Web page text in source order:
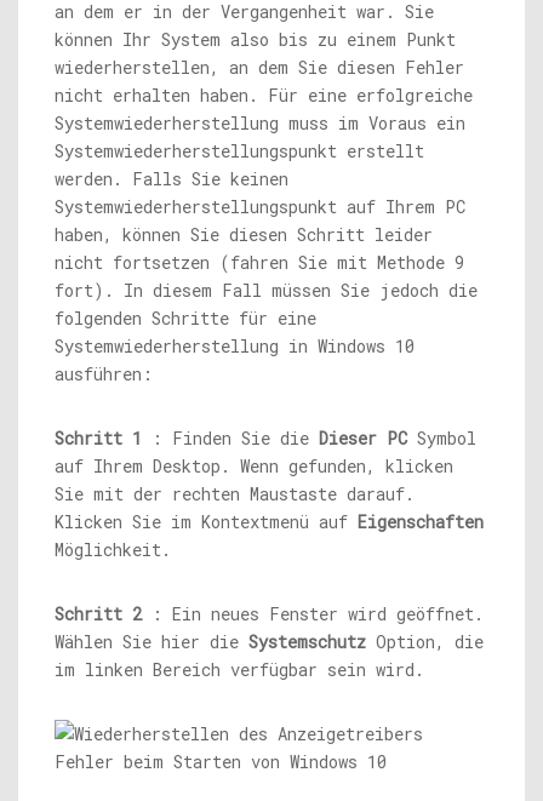
an dem er in der Vergangenheit war. Sie
können Ihr System also bis zu einem Punkt
wiederherstellen, an dem Sie diesen Fehler
nicht erhalten haben. Für eine erfolgreiche
Systemwiederherstellung muss im Voraus ein
Systemwiederherstellungspunkt erstellt
werden. Falls Sie keinen
Systemwiederherstellungspunkt auf Ihrem PC
haben, können Sie diesen Schritt leider
nicht fortsetzen (fahren Sie mit Methode 9
fort). In diesem Fall müssen Sie jedoch die
folgenden Schritte für eine
Systemwiederherstellung in Windows 10
ausführen:
Schritt 1 : Finden Sie die Dieser PCSymbol
auf Ihrem Desktop. Wenn gefunden, klicken
Sie mit der rechten Maustaste darauf.
Klicken Sie im Kontextmenü auf Eigenschaften
Möglichkeit.
Schritt 2: Ein neues Fenster wird geöffnet.
Wählen Sie hier die Systemschutz Option, die
im linken Bereich verfügbar sein wird.